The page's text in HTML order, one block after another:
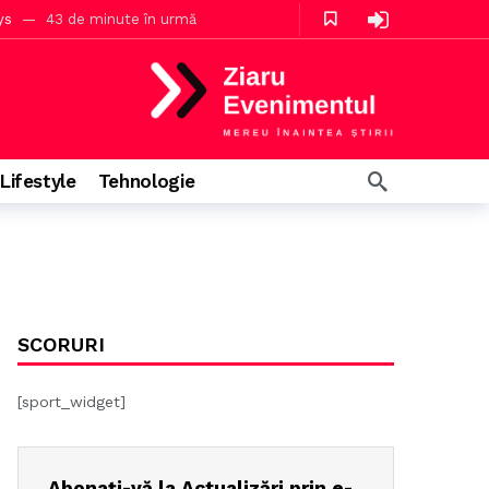
43 de minute în urmă
4 ore în urmă
Lifestyle Tehnologie
SCORURI
[sport_widget]